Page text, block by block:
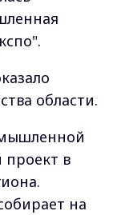
области.
проект в
на